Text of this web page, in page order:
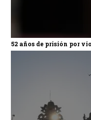
52 años de prisión por